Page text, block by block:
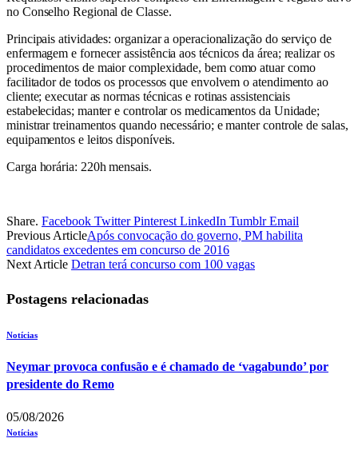
no Conselho Regional de Classe.
Principais atividades: organizar a operacionalização do serviço de
enfermagem e fornecer assistência aos técnicos da área; realizar os
procedimentos de maior complexidade, bem como atuar como
facilitador de todos os processos que envolvem o atendimento ao
cliente; executar as normas técnicas e rotinas assistenciais
estabelecidas; manter e controlar os medicamentos da Unidade;
ministrar treinamentos quando necessário; e manter controle de salas,
equipamentos e leitos disponíveis.
Carga horária: 220h mensais.
Share. Facebook Twitter Pinterest LinkedIn Tumblr Email
Previous ArticleApós convocação do governo, PM habilita
candidatos excedentes em concurso de 2016
Next Article Detran terá concurso com 100 vagas
Postagens relacionadas
Notícias
Neymar provoca confusão e é chamado de ‘vagabundo’ por
presidente do Remo
05/08/2026
Notícias